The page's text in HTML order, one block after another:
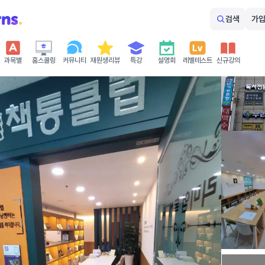
검색 가
과목별 홈스쿨링 커뮤니티 재원생리뷰 특강 설명회 레벨테스트 신규강의